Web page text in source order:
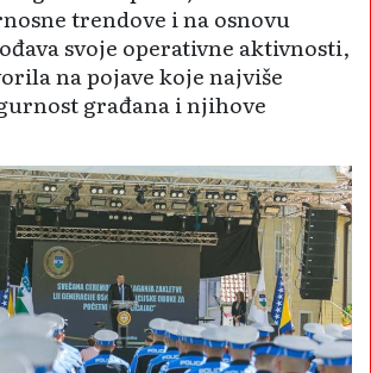
trendove i na osnovu
svoje operativne aktivnosti,
na pojave koje najviše
gra­đana i njihove